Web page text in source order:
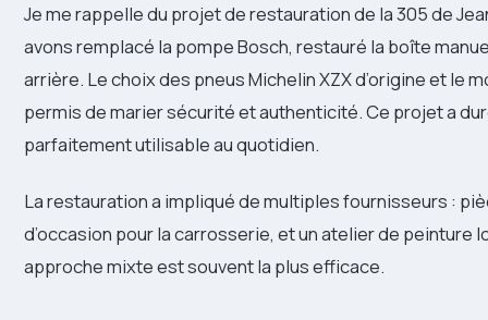
Je me rappelle du projet de restauration de la 305 de
avons remplacé la pompe Bosch, restauré la boîte
arrière. Le choix des pneus Michelin XZX d’origine et le
permis de marier sécurité et authenticité. Ce projet a
parfaitement utilisable au quotidien.
La restauration a impliqué de multiples fournisseurs :
d’occasion pour la carrosserie, et un atelier de peinture
approche mixte est souvent la plus efficace.